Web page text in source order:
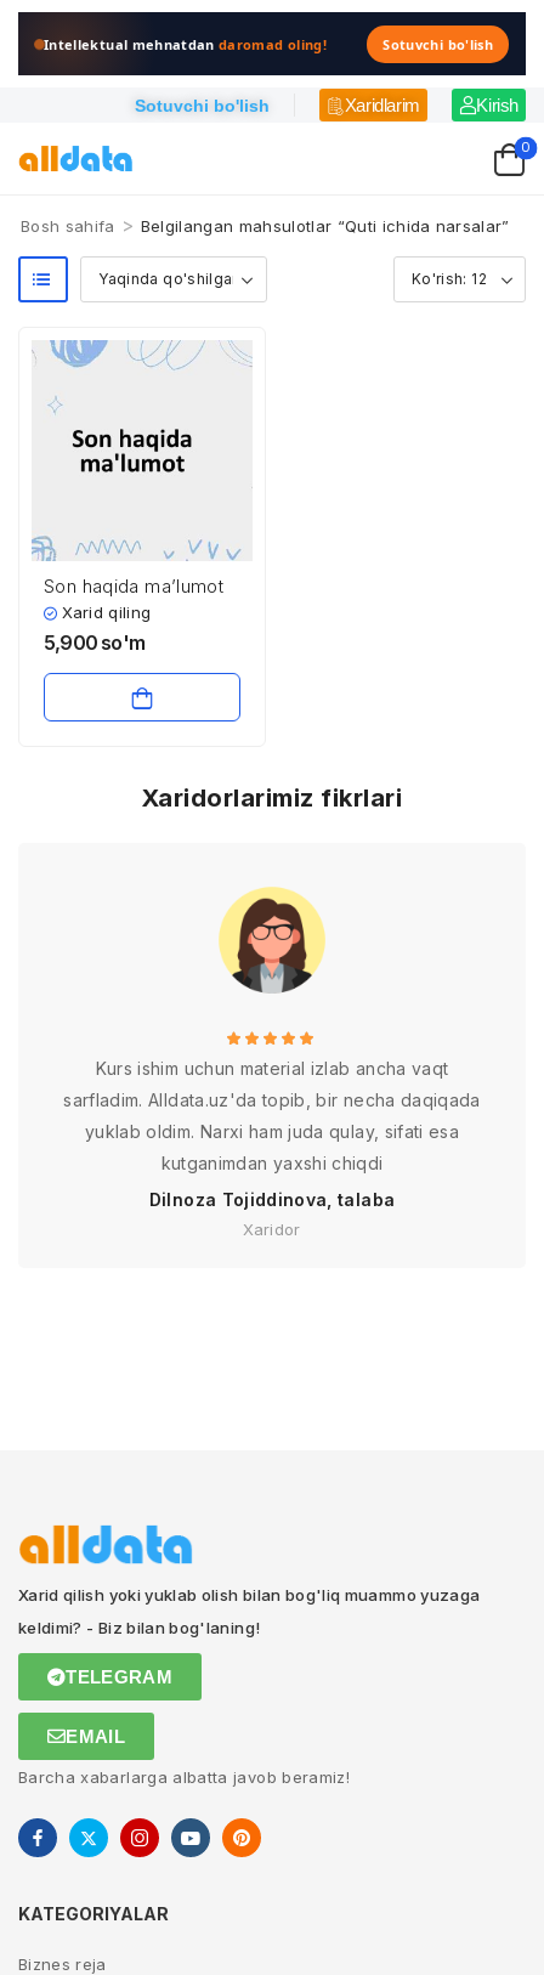
Intellektual mehnatdandaromad oling! Sotuvchi bo'lish
Sotuvchi bo'lish Xaridlarim Kirish
0
Bosh sahifa > Belgilangan mahsulotlar “Quti ichida narsalar”
Son haqida ma’lumot
Xarid qiling
5,900 so'm
Xaridorlarimiz fikrlari
Kurs ishim uchun material izlab ancha vaqt
sarfladim. Alldata.uz'da topib, bir necha daqiqada
yuklab oldim. Narxi ham juda qulay, sifati esa
kutganimdan yaxshi chiqdi
Dilnoza Tojiddinova, talaba
Xaridor
Xarid qilish yoki yuklab olish bilan bog'liq muammo yuzaga
keldimi? - Biz bilan bog'laning!
TELEGRAM
EMAIL
Barcha xabarlarga albatta javob beramiz!
KATEGORIYALAR
Biznes reja